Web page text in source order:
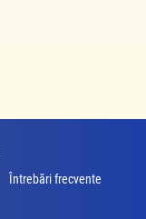
Întrebări frecvente